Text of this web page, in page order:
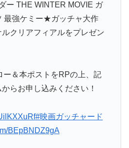
ー THE WINTER MOVIE ガ
最強ケミー★ガッチャ大作
クリアフィアルをプレゼン
ー＆本ポストをRPの上、記
らお申し込みください！
#映画ガッチャード
BEpBNDZ9gA